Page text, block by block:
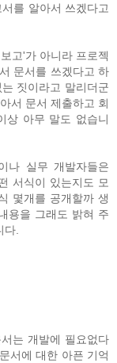
를 알아서 쓰겠다고
고'가 아니라 프로젝
문서를 쓰겠다고 하
짓이라고 말리더군
서 문서 제출하고 회
상 아무 말도 없습니
나 실무 개발자들은
서식이 있는지도 모
몇개를 공개할까 생
용을 그래도 밝혀 주
.
는 개발에 필요없다
서에 대한 아픈 기억